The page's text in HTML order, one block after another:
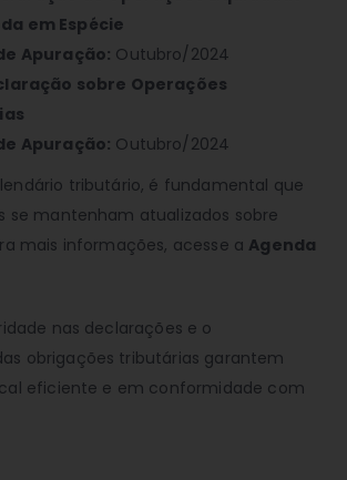
em Espécie
Apuração: Outubro/2024
sobre Operações
Apuração: Outubro/2024
tributário, é fundamental que
se mantenham atualizados sobre
mais informações, acesse a Agenda
nas declarações e o
obrigações tributárias garantem
eficiente e em conformidade com